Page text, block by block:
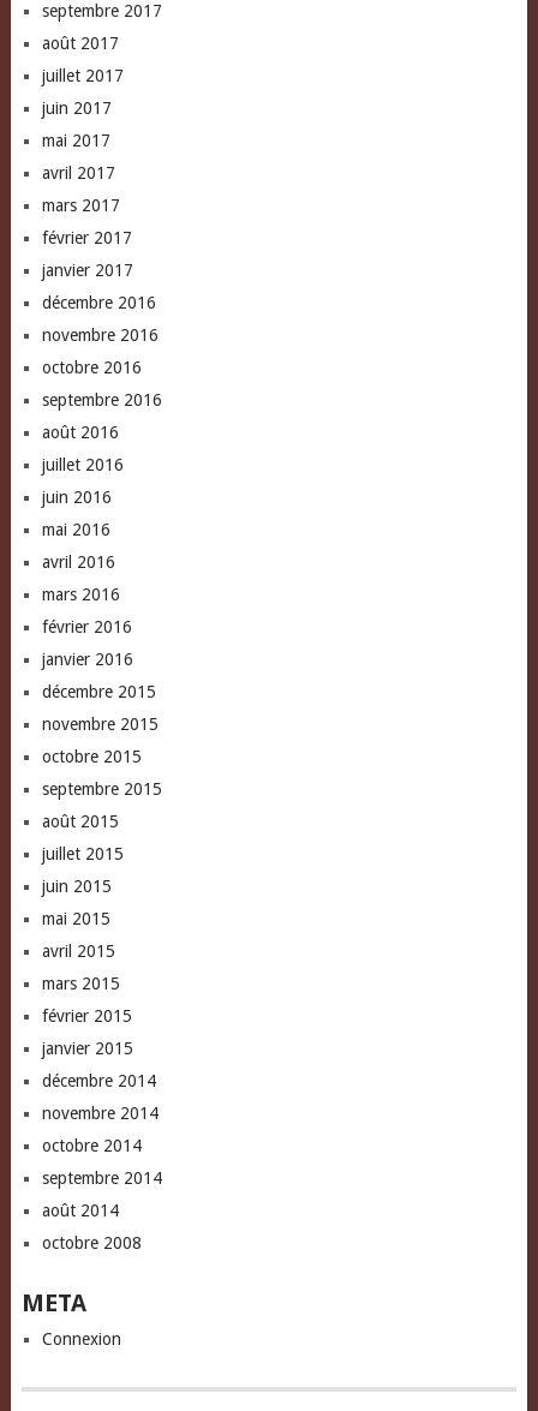
septembre 2017
août 2017
juillet 2017
juin 2017
mai 2017
avril 2017
mars 2017
février 2017
janvier 2017
décembre 2016
novembre 2016
octobre 2016
septembre 2016
août 2016
juillet 2016
juin 2016
mai 2016
avril 2016
mars 2016
février 2016
janvier 2016
décembre 2015
novembre 2015
octobre 2015
septembre 2015
août 2015
juillet 2015
juin 2015
mai 2015
avril 2015
mars 2015
février 2015
janvier 2015
décembre 2014
novembre 2014
octobre 2014
septembre 2014
août 2014
octobre 2008
META
Connexion